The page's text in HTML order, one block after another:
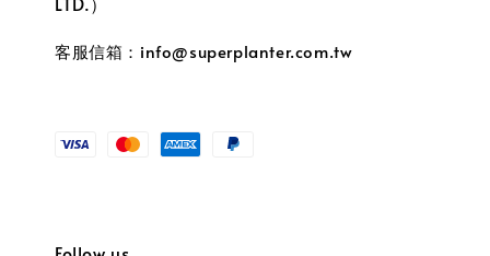
客服信箱：info@superplanter.com.tw